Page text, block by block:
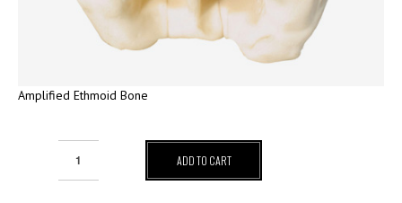
Amplified Ethmoid Bone
ADD TO CART